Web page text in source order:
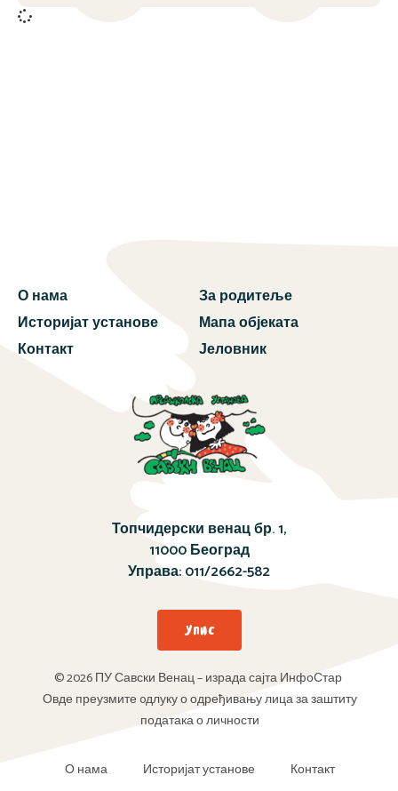
О нама
Историјат установе
Контакт
За родитеље
Мапа објеката
Јеловник
Топчидерски венац бр. 1,
11000 Београд
Управа:011/2662-582
Упис
© 2026 ПУ Савски Венац – израда сајта ИнфоСтар
Овде преузмите oдлуку о одређивању лица за заштиту
података о личности
О нама Историјат установе Контакт